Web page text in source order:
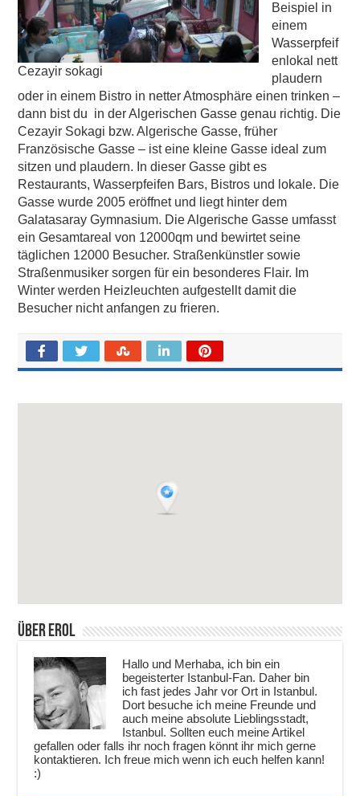
Cezayir sokagi
Beispiel in
einem
Wasserpfeif
enlokal nett
plaudern
oder in einem Bistro in netter Atmosphäre einen trinken –
dann bist du in der Algerischen Gasse genau richtig. Die
Cezayir Sokagi bzw. Algerische Gasse, früher
Französische Gasse – ist eine kleine Gasse ideal zum
sitzen und plaudern. In dieser Gasse gibt es
Restaurants, Wasserpfeifen Bars, Bistros und lokale. Die
Gasse wurde 2005 eröffnet und liegt hinter dem
Galatasaray Gymnasium. Die Algerische Gasse umfasst
ein Gesamtareal von 12000qm und bewirtet seine
täglichen 12000 Besucher. Straßenkünstler sowie
Straßenmusiker sorgen für ein besonderes Flair. Im
Winter werden Heizleuchten aufgestellt damit die
Besucher nicht anfangen zu frieren.
Über Erol
Hallo und Merhaba, ich bin ein
begeisterter Istanbul-Fan. Daher bin
ich fast jedes Jahr vor Ort in Istanbul.
Dort besuche ich meine Freunde und
auch meine absolute Lieblingsstadt,
Istanbul. Sollten euch meine Artikel
gefallen oder falls ihr noch fragen könnt ihr mich gerne
kontaktieren. Ich freue mich wenn ich euch helfen kann!
:)